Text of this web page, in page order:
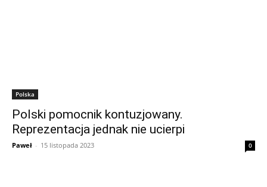
Polska
Polski pomocnik kontuzjowany.
Reprezentacja jednak nie ucierpi
Paweł - 15 listopada 2023 0